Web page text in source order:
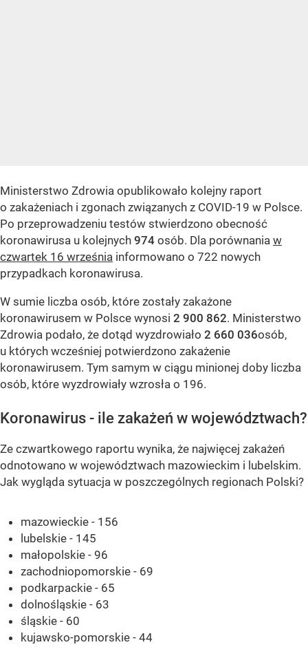
Ministerstwo Zdrowia opublikowało kolejny raport
o zakażeniach i zgonach związanych z COVID-19 w Polsce.
Po przeprowadzeniu testów stwierdzono obecność
koronawirusa u kolejnych 974 osób. Dla porównania w
czwartek 16 września informowano o 722 nowych
przypadkach koronawirusa.
W sumie liczba osób, które zostały zakażone
koronawirusem w Polsce wynosi 2 900 862. Ministerstwo
Zdrowia podało, że dotąd wyzdrowiało 2 660 036osób,
u których wcześniej potwierdzono zakażenie
koronawirusem. Tym samym w ciągu minionej doby liczba
osób, które wyzdrowiały wzrosła o 196.
Koronawirus - ile zakażeń w województwach?
Ze czwartkowego raportu wynika, że najwięcej zakażeń
odnotowano w województwach mazowieckim i lubelskim.
Jak wygląda sytuacja w poszczególnych regionach Polski?
mazowieckie - 156
lubelskie - 145
małopolskie - 96
zachodniopomorskie - 69
podkarpackie - 65
dolnośląskie - 63
śląskie - 60
kujawsko-pomorskie - 44